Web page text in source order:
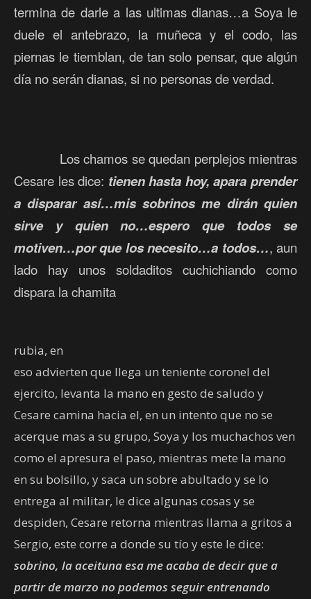
termina de darle a las ultimas dianas…a Soya le
duele el antebrazo, la muñeca y el codo, las
piernas le tiemblan, de tan solo pensar, que algún
día no serán dianas, si no personas de verdad.
Los chamos se quedan perplejos mientras
Cesare les dice: tienen hasta hoy, apara prender
a disparar así…mis sobrinos me dirán quien
sirve y quien no…espero que todos se
motiven…por que los necesito…a todos…, aun
lado hay unos soldaditos cuchichiando como
dispara la chamita
rubia, en
eso advierten que llega un teniente coronel del
ejercito, levanta la mano en gesto de saludo y
Cesare camina hacia el, en un intento que no se
acerque mas a su grupo, Soya y los muchachos ven
como el apresura el paso, mientras mete la mano
en su bolsillo, y saca un sobre abultado y se lo
entrega al militar, le dice algunas cosas y se
despiden, Cesare retorna mientras llama a gritos a
Sergio, este corre a donde su tío y este le dice:
sobrino, la aceituna esa me acaba de decir que a
partir de marzo no podemos seguir entrenando